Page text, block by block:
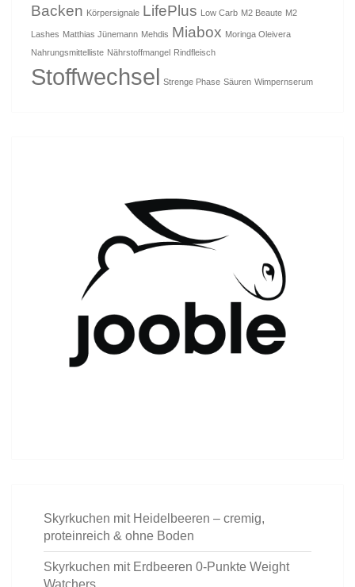
Backen Körpersignale LifePlus Low Carb M2 Beaute M2
Lashes Matthias Jünemann Mehdis Miabox Moringa Oleivera
Nahrungsmittelliste Nährstoffmangel Rindfleisch
Stoffwechsel Strenge Phase Säuren Wimpernserum
Skyrkuchen mit Heidelbeeren – cremig,
proteinreich & ohne Boden
Skyrkuchen mit Erdbeeren 0-Punkte Weight
Watchers